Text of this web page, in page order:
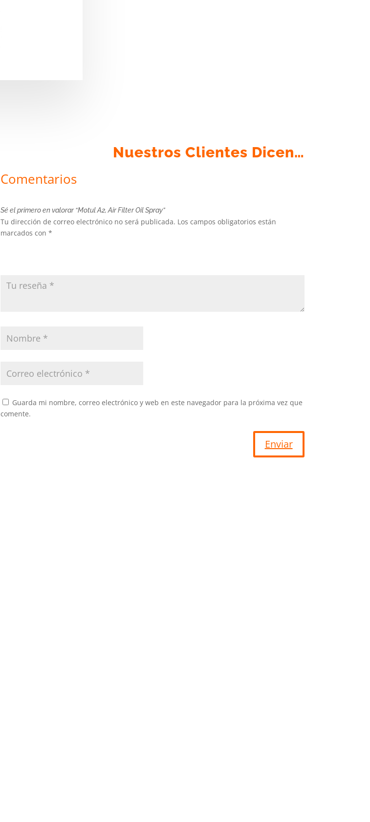
Nuestros Clientes Dicen…
Comentarios
Sé el primero en valorar “Motul A2, Air Filter Oil Spray”
Tu dirección de correo electrónico no será publicada. Los campos obligatorios están
marcados con*
Guarda mi nombre, correo electrónico y web en este navegador para la próxima vez que
comente.
Enviar